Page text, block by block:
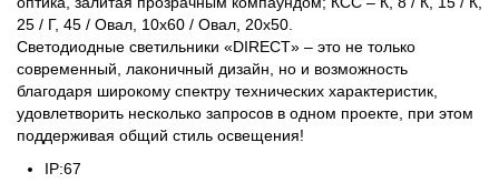
25 / Г, 45 / Овал, 10x60 / Овал, 20x50.
Светодиодные светильники «DIRECT» – это не только
современный, лаконичный дизайн, но и возможность
благодаря широкому спектру технических характеристик,
удовлетворить несколько запросов в одном проекте, при этом
поддерживая общий стиль освещения!
IP:67